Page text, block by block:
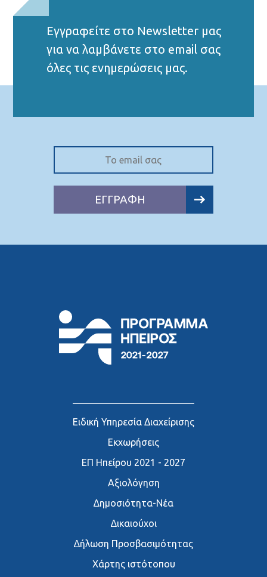
Εγγραφείτε στο Νewsletter μας
για να λαμβάνετε στο email σας
όλες τις ενημερώσεις μας.
ΕΓΓΡΑΦΗ
Ειδική Υπηρεσία Διαχείρισης
Εκχωρήσεις
ΕΠ Ηπείρου 2021 - 2027
Αξιολόγηση
∆ημοσιότητα-Νέα
∆ικαιούχοι
∆ήλωση Προσβασιμότητας
Χάρτης ιστότοπου